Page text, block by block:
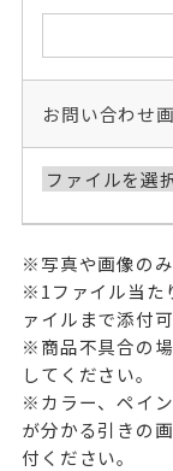
お問い合わせ
ファイルを選
※写真や画像のみ
※1ファイル当た
ァイルまで添付可
※商品不具合の
してください。
※カラー、ペイ
が分かる引きの
付ください。